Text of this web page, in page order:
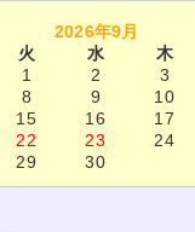
2026年9月
火 水 木
1
2 3
8 9 10
15 16 17
22 23 24
29 30